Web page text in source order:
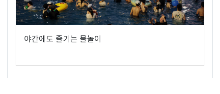
야간에도 즐기는 물놀이